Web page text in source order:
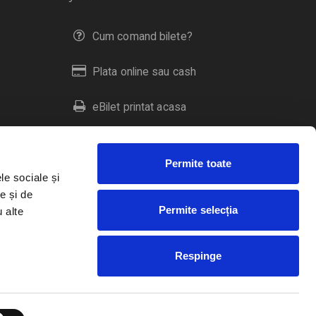
sociale și
și de
alte
Permite toate
Permite selecția
Respinge
Cum comand bilete?
Plata online sau cash
eBilet printat acasa
Livrare prin curier
Duplicare bilete